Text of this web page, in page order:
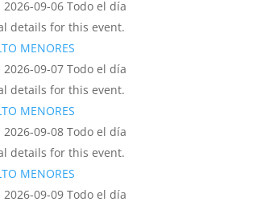
2026-09-06 Todo el día
details for this event.
MENORES
2026-09-07 Todo el día
details for this event.
MENORES
2026-09-08 Todo el día
details for this event.
MENORES
2026-09-09 Todo el día